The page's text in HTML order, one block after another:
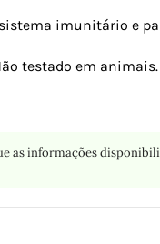
imunitário e
testado em
informações